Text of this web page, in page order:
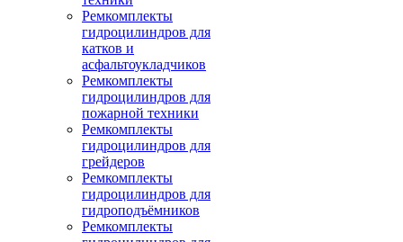
Ремкомплекты
гидроцилиндров для
катков и
асфальтоукладчиков
Ремкомплекты
гидроцилиндров для
пожарной техники
Ремкомплекты
гидроцилиндров для
грейдеров
Ремкомплекты
гидроцилиндров для
гидроподъёмников
Ремкомплекты